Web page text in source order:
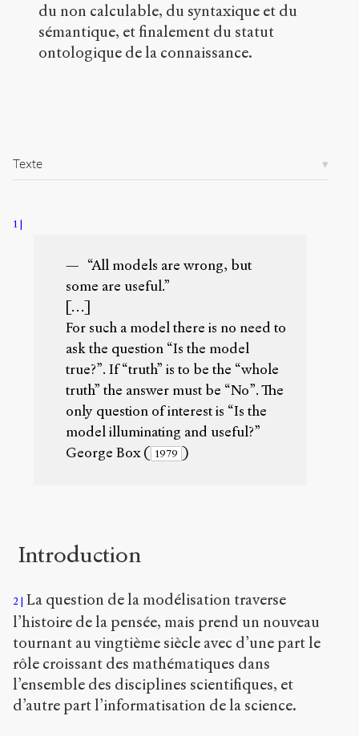
s
-
7
Copier la
référence
Chicago
Copier la
référence
Bibtex
du non calculable, du syntaxique et du
sémantique, et finalement du statut
ontologique de la connaissance.
Texte
1
“All models are wrong, but
some are useful.”
[…]
For such a model there is no need to
ask the question “Is the model
true?”. If “truth” is to be the “whole
truth” the answer must be “No”. The
only question of interest is “Is the
model illuminating and useful?”
George Box( 1979 )
Introduction
2 La question de la modélisation traverse
l’histoire de la pensée, mais prend un nouveau
tournant au vingtième siècle avec d’une part le
rôle croissant des mathématiques dans
l’ensemble des disciplines scientifiques, et
d’autre part l’informatisation de la science.